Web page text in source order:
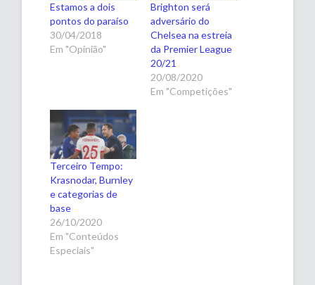
Estamos a dois
pontos do paraíso
30/04/2018
Em "Opinião"
Brighton será
adversário do
Chelsea na estreia
da Premier League
20/21
20/08/2020
Em "Competições"
Terceiro Tempo:
Krasnodar, Burnley
e categorias de
base
26/10/2020
Em "Conteúdos
Especiais"